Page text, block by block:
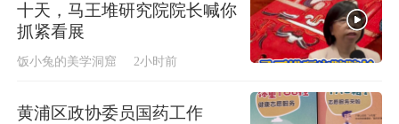
十天，马王堆研究院院长喊你
抓紧看展
饭小兔的美学洞窟 2小时前
黄浦区政协委员国药工作